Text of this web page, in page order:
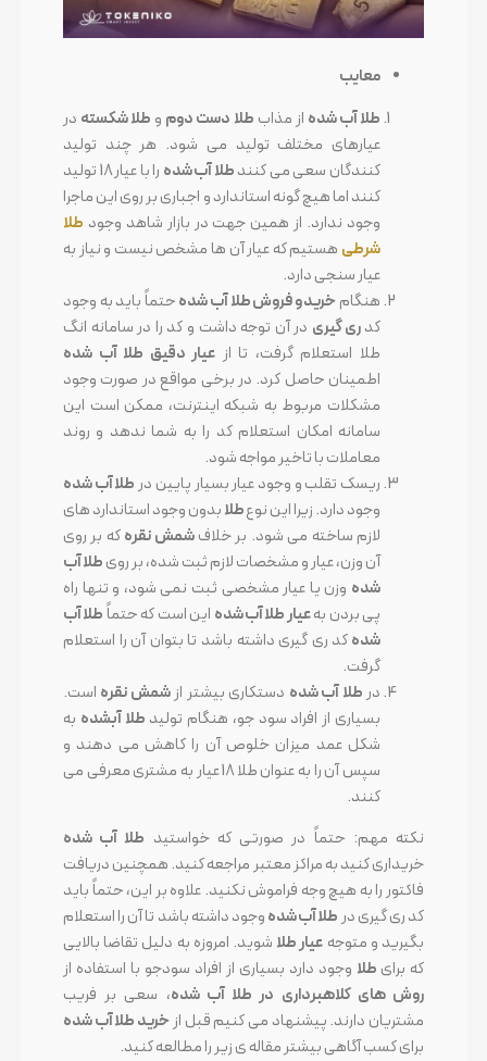
معایب
طلا آب شده از مذاب طلا دست دوم و طلا شکسته در
عیارهای مختلف تولید می شود. هر چند تولید
کنندگان سعی می کنندطلا آب شده
را با عیار 18 تولید
کنند اما هیچ گونه استاندارد و اجباری بر روی این ماجرا
وجود ندارد. از همین جهت در بازار شاهد وجود طلا
شرطی هستیم که عیار آن ها مشخص نیست و نیاز به
عیار سنجی دارد.
هنگامخرید و فروش طلا آب شدهحتماً باید به وجود
کدری گیری در آن توجه داشت و کد را در سامانه انگ
طلا استعلام گرفت، تا از عیار دقیق طلا آب شده
اطمینان حاصل کرد. در برخی مواقع در صورت وجود
مشکلات مربوط به شبکه اینترنت، ممکن است این
سامانه امکان استعلام کد را به شما ندهد و روند
معاملات با تاخیر مواجه شود.
ریسک تقلب و وجود عیار بسیار پایین در طلا آب شده
وجود دارد. زیرا این نوعطلابدون وجود استاندارد های
لازم ساخته می شود. بر خلافشمش نقرهکه بر روی
آن وزن، عیار و مشخصات لازم ثبت شده، بر رویطلا آب
شده وزن یا عیار مشخصی ثبت نمی شود، و تنها راه
پی بردن بهعیار طلا آب شده این است که حتماًطلا آب
شدهکد ری گیری داشته باشد تا بتوان آن را استعلام
گرفت.
در طلا آب شده دستکاری بیشتر ازشمش نقره است.
بسیاری از افراد سود جو، هنگام تولید طلا آبشده به
شکل عمد میزان خلوص آن را کاهش می دهند و
سپس آن را به عنوان طلا 18 عیار به مشتری معرفی می
کنند.
نکته مهم: حتماً در صورتی که خواستید طلا آب شده
خریداری کنید به مراکز معتبر مراجعه کنید. همچنین دریافت
فاکتور را به هیچ وجه فراموش نکنید. علاوه بر این، حتماً باید
کد ری گیری در طلا آب شدهوجود داشته باشد تا آن را استعلام
بگیرید و متوجه عیار طلا شوید. امروزه به دلیل تقاضا بالایی
که برای طلا وجود دارد بسیاری از افراد سودجو با استفاده از
روش های کلاهبرداری در طلا آب شده، سعی بر فریب
مشتریان دارند. پیشنهاد می کنیم قبل از خرید طلا آب شده
برای کسب آگاهی بیشتر مقاله ی زیر را مطالعه کنید.